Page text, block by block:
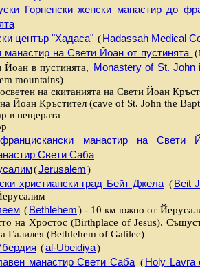
Горненски женски манастир до
център "Хадаса" (Hadassah Medical
манастир на Свети Йоан от пустинята
в пустинята, Monastery of St. John
mountains)
на скитанията на Свети Йоан
Йоан Кръстител (cave of St. John the
в пещерата
манастир на Свети
Свети Саба
(Jerusalem)
христиански град Бейт Джела ( Beit
(Bethlehem) - 10 км южно от
на Хростос (Birthplace of Jesus).
Галилея (Bethlehem of Galilee)
(al-Ubeidiya)
манастир Свети Саба ( Holy Lavra